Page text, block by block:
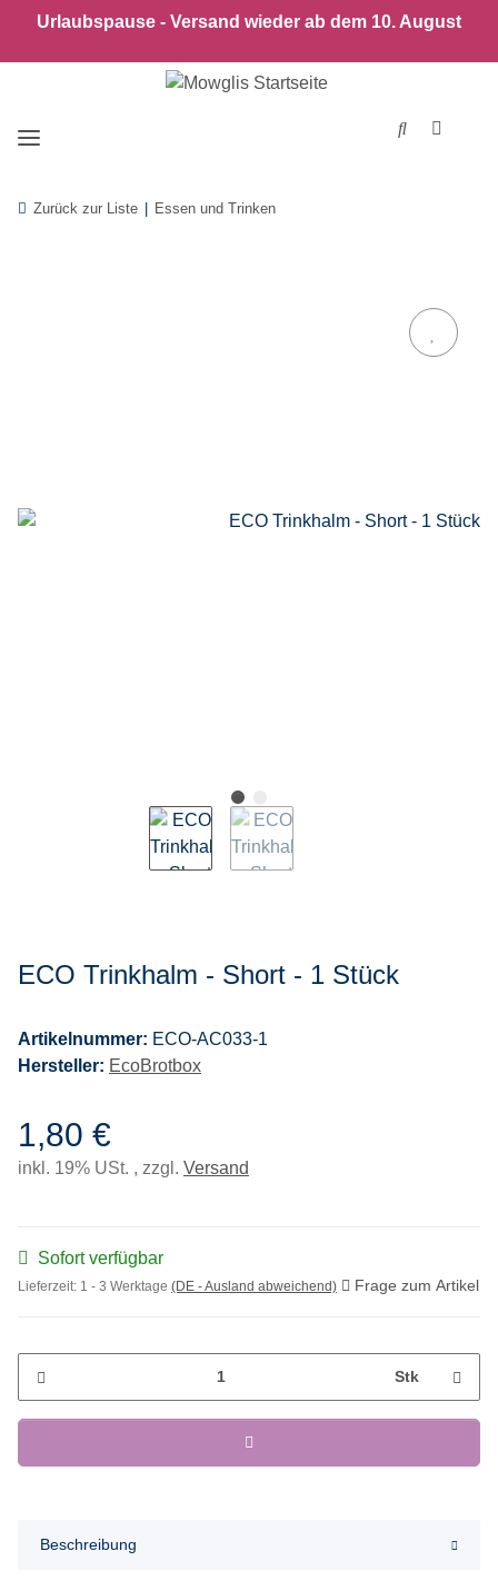
Urlaubspause - Versand wieder ab dem 10. August
Zurück zur Liste Essen und Trinken
ECO Trinkhalm - Short - 1 Stück
Artikelnummer: ECO-AC033-1
Hersteller: EcoBrotbox
1,80 €
inkl. 19% USt. , zzgl. Versand
Sofort verfügbar
Lieferzeit: 1 - 3 Werktage (DE - Ausland abweichend) Frage zum Artikel
Stk
Beschreibung